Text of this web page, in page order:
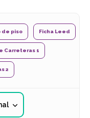
de piso Ficha Leed
Carreteras 1
2